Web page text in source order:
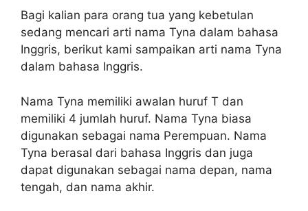
Bagi kalian para orang tua yang kebetulan
sedang mencari arti nama Tyna dalam bahasa
Inggris, berikut kami sampaikan arti nama Tyna
dalam bahasa Inggris.
Nama Tyna memiliki awalan huruf T dan
memiliki 4 jumlah huruf. Nama Tyna biasa
digunakan sebagai nama Perempuan. Nama
Tyna berasal dari bahasa Inggris dan juga
dapat digunakan sebagai nama depan, nama
tengah, dan nama akhir.